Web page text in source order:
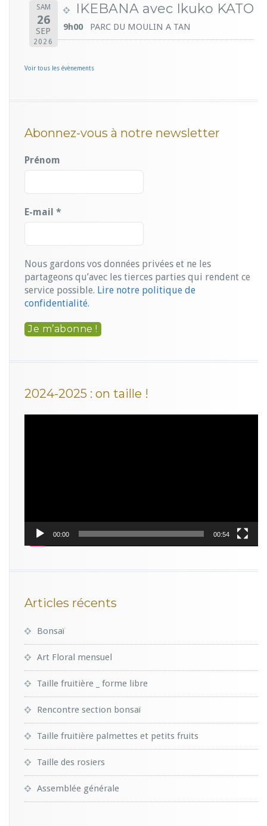
SAM
26
SEP
2026
IKEBANA avec Ikuko KATO
9h00 PARC DU MOULIN A TAN
Voir tous les évènements
Abonnez-vous à notre newsletter
Prénom
E-mail *
Nous gardons vos données privées et ne les
partageons qu’avec les tierces parties qui rendent ce
service possible. Lire notre politique de
confidentialité.
2024-2025 : on taille !
00:00 00:54
Articles récents
Bonsaï
Art Floral mensuel
Taille fruitière _ forme libre
Rencontre section bonsaï
Taille fruitière palmettes et petits fruits
Taille des rosiers
Assemblée générale